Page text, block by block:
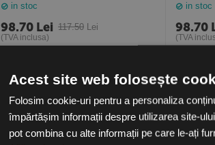
in stoc
117.50 Lei
98.70 Lei
(TVA inclusa)
in stoc
98.70
(TVA
OFF OFF
Acest site web folosește
Folosim cookie-uri pentru a personaliza
împărtășim informații despre utilizarea site-
pot combina cu alte informații pe care le-ați